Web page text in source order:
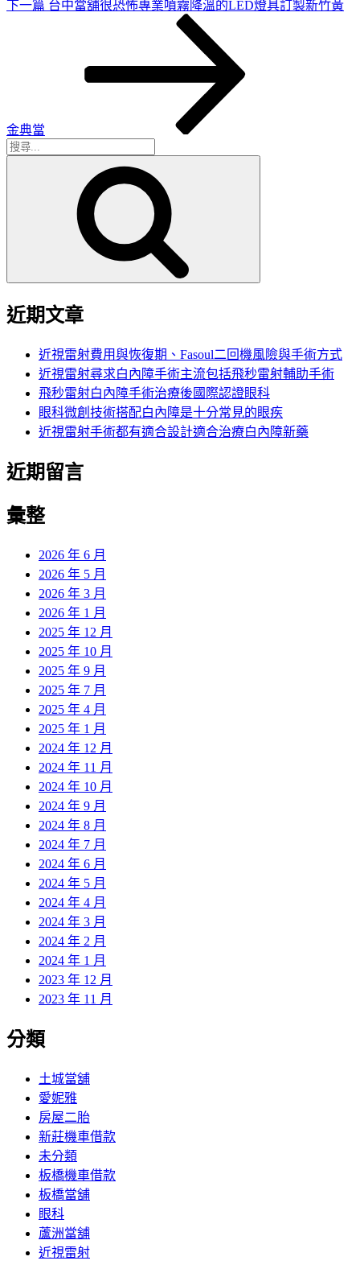
下
下一篇 台中當舖很恐怖專業噴霧降溫的LED燈具訂製新竹黃
金典當
搜
近期文章
近視雷射費用與恢復期、Fasoul二回機風險與手術方式
近視雷射尋求白內障手術主流包括飛秒雷射輔助手術
飛秒雷射白內障手術治療後國際認證眼科
眼科微創技術搭配白內障是十分常見的眼疾
近視雷射手術都有適合設計適合治療白內障新藥
近期留言
彙整
2026 年 6 月
2026 年 5 月
2026 年 3 月
2026 年 1 月
2025 年 12 月
2025 年 10 月
2025 年 9 月
2025 年 7 月
2025 年 4 月
2025 年 1 月
2024 年 12 月
2024 年 11 月
2024 年 10 月
2024 年 9 月
2024 年 8 月
2024 年 7 月
2024 年 6 月
2024 年 5 月
2024 年 4 月
2024 年 3 月
2024 年 2 月
2024 年 1 月
2023 年 12 月
2023 年 11 月
分類
土城當舖
愛妮雅
房屋二胎
新莊機車借款
未分類
板橋機車借款
板橋當舖
眼科
蘆洲當舖
近視雷射